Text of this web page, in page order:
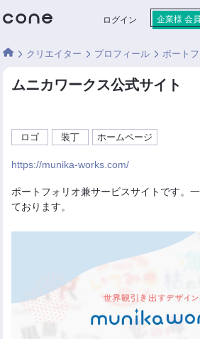
ログイン 企業様 会
クリエイター プロフィール ポート
ムニカワークス公式サイト
ロゴ 装丁 ホームページ
https://munika-works.com/
ポートフォリオ兼サービスサイトです。
ております。